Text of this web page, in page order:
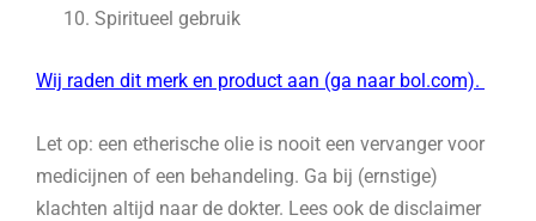
Spiritueel gebruik
Wij raden dit merk en product aan (ga naar bol.com).
Let op: een etherische olie is nooit een vervanger voor
medicijnen of een behandeling. Ga bij (ernstige)
klachten altijd naar de dokter. Lees ook de disclaimer